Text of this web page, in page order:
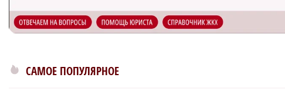
САМОЕ ПОПУЛЯРНОЕ